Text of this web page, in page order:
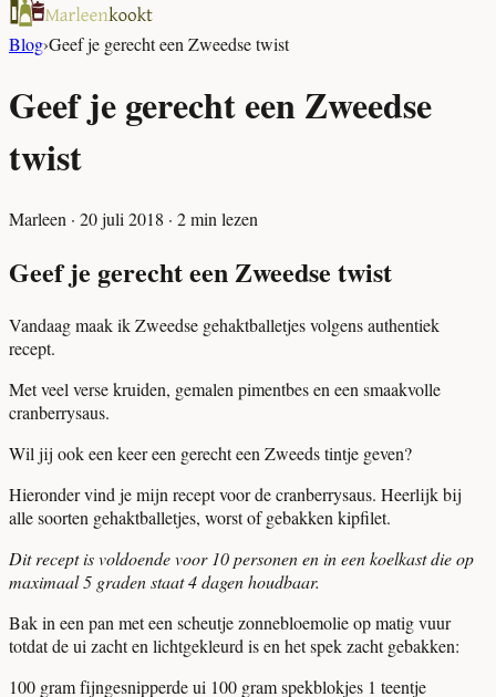
Blog›Geef je gerecht een Zweedse twist
Geef je gerecht een Zweedse
twist
Marleen · 20 juli 2018 · 2min lezen
Geef je gerecht een Zweedse twist
Vandaag maak ik Zweedse gehaktballetjes volgens authentiek
recept.
Met veel verse kruiden, gemalen pimentbes en een smaakvolle
cranberrysaus.
Wil jij ook een keer een gerecht een Zweeds tintje geven?
Hieronder vind je mijn recept voor de cranberrysaus. Heerlijk bij
alle soorten gehaktballetjes, worst of gebakken kipfilet.
Dit recept is voldoende voor 10 personen en in een koelkast die op
maximaal 5 graden staat 4 dagen houdbaar.
Bak in een pan met een scheutje zonnebloemolie op matig vuur
totdat de ui zacht en lichtgekleurd is en het spek zacht gebakken:
100 gram fijngesnipperde ui 100 gram spekblokjes 1 teentje